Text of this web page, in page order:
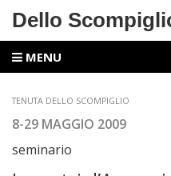
Dello
MENU
TENUTA DELLO SCOMPIGLIO
8-29 MAGGIO 2009
seminario